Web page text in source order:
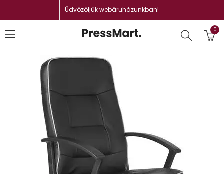
Üdvözöljük webáruházunkban!
0